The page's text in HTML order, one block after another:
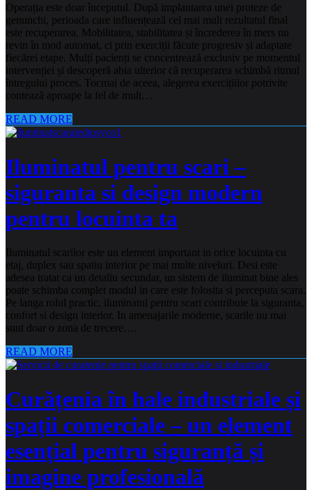
Operația este doar începutul. După implantarea unei proteze de
genunchi, perioada care influențează cel mai mult rezultatul final
este recuperarea. Mobilitatea, stabilitatea și încrederea în mers nu
revin în mod automat, ci prin exerciții făcute progresiv și adaptate
fiecărei etape. Mulți pacienți se concentrează exclusiv pe momentul
intervenției și descoperă abia ulterior că recuperarea schimbă ritmul
întregului proces. Tocmai de aceea, alegerea exercițiilor potrivite
contează aproape la fel de mult…
READ MORE
Iluminatul pentru scari –
siguranta si design modern
pentru locuinta ta
Iluminatul scarilor este un element important in orice locuinta cu
etaj, duplex sau spatiu interior pe mai multe niveluri. Desi este
adesea tratat ca un detaliu secundar, un sistem de iluminat bine ales
poate schimba complet modul in care este folosita si perceputa scara.
Pe langa rolul practic, iluminatul pentru scari contribuie la siguranta,
confort si design interior. In amenajarile moderne, scarile nu mai
sunt doar o zona de trecere….
READ MORE
Curățenia în hale industriale și
spații comerciale – un element
esențial pentru siguranță și
imagine profesională